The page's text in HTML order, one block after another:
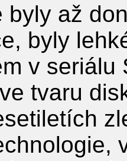
byly až
byly
v seriálu
tvaru